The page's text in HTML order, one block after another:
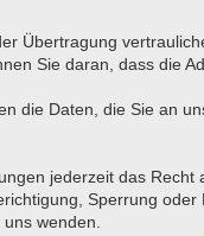
Übertragung
Sie daran, dass die
die Daten, die Sie an
jederzeit das
Sperrung
wenden.